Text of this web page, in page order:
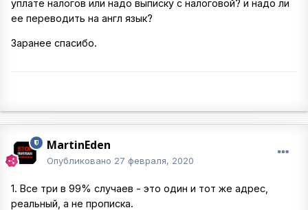
уплате налогов или надо выписку с налоговой? и надо ли
ее переводить на англ язык?
Заранее спасибо.
MartinEden
Опубликовано 27 февраля, 2020
1. Все три в 99% случаев - это один и тот же адрес,
реальный, а не прописка.